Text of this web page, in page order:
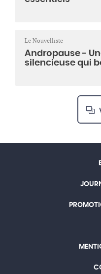
Le Nouvelliste
Andropause -
silencieuse qui